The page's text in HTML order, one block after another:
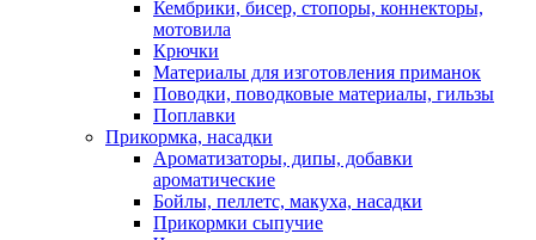
Кембрики, бисер, стопоры, коннекторы,
мотовила
Крючки
Материалы для изготовления приманок
Поводки, поводковые материалы, гильзы
Поплавки
Прикормка, насадки
Ароматизаторы, дипы, добавки
ароматические
Бойлы, пеллетс, макуха, насадки
Прикормки сыпучие